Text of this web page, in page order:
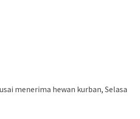
menerima hewan kurban, Selasa